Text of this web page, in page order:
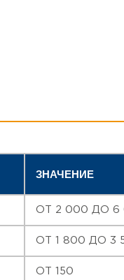
ЗНАЧЕНИЕ
ОТ 2 000 ДО 6
ОТ 1 800 ДО 3
ОТ 150